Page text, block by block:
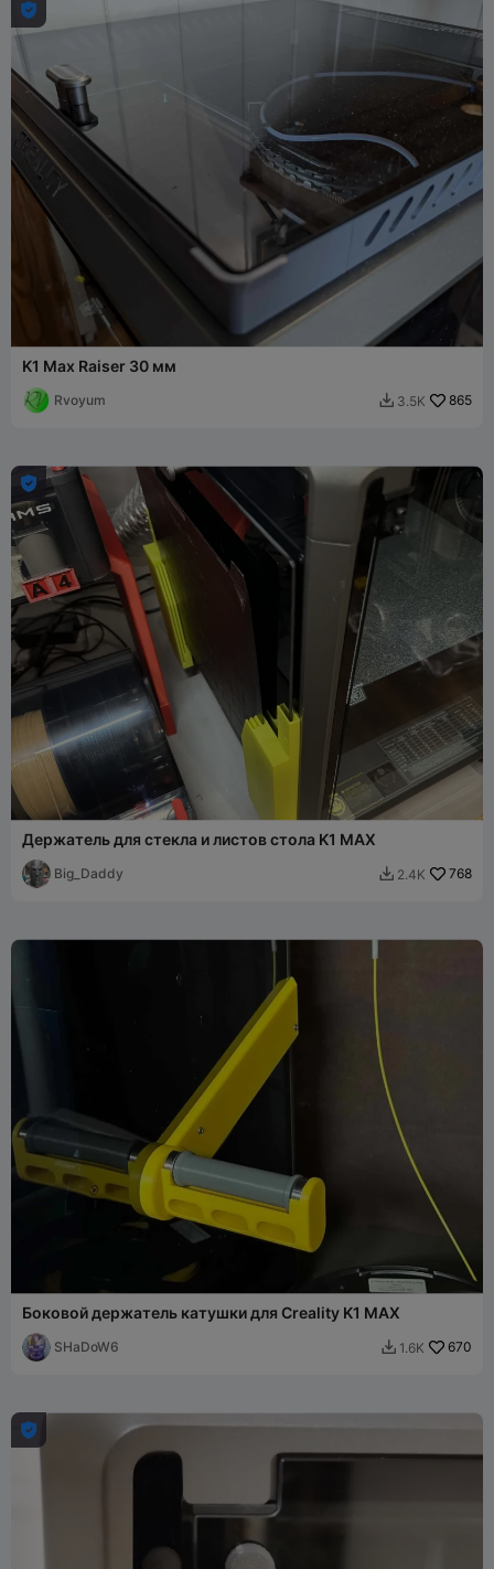

K1 Max Raiser 30 мм
Rvoyum  3.5K 865

Держатель для стекла и листов стола K1 MAX
Big_Daddy  2.4K 768
Боковой держатель катушки для Creality K1 MAX
SHaDoW6  1.6K 670
